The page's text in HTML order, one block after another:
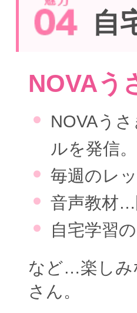
自
NOVAう
NOVAう
ルを発信。
毎週のレ
音声教材…
自宅学習
など…楽しみ
さん。